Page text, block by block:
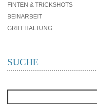
FINTEN & TRICKSHOTS
BEINARBEIT
GRIFFHALTUNG
SUCHE